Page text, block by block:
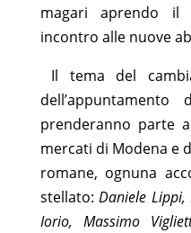
magari aprendo il
incontro alle nuove
Il tema del
prenderanno parte
mercati di Modena e
romane, ognuna
stellato:Daniele Lippi,
Iorio, Massimo